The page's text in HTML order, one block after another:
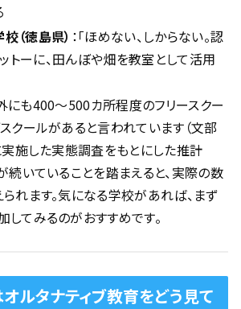
（徳島県） ：「ほめない、しからない。認
トーに、田んぼや畑を教室として活用
にも400〜500カ所程度のフリースクー
クールがあると言われています（文部
施した実態調査をもとにした推計
続いていることを踏まえると、実際の数
れます。気になる学校があれば、まず
てみるのがおすすめです。
ルタナティブ教育をどう見て